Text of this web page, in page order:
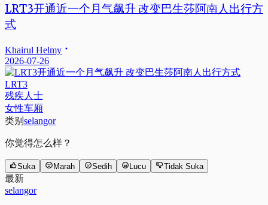
LRT3开通近一个月气飙升 改变巴生莎阿南人出行方
式
Khairul Helmy
2026-07-26
LRT3
残疾人士
女性车厢
类别 selangor
你觉得怎么样？
Suka Marah Sedih Lucu Tidak Suka
最新
selangor